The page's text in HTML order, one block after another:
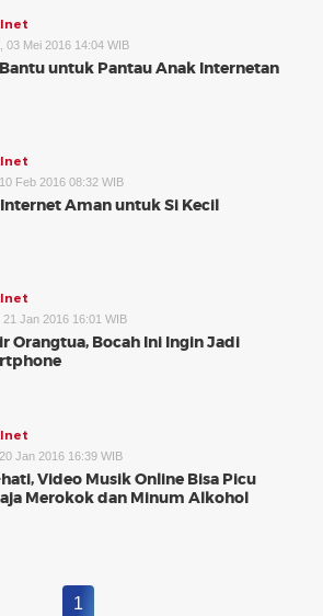
03 Mei 2016 14:04 WIB
untuk Pantau Anak Internetan
Feb 2016 08:32 WIB
Aman untuk Si Kecil
21 Jan 2016 16:01 WIB
Orangtua, Bocah Ini Ingin Jadi
Jan 2016 16:39 WIB
Video Musik Online Bisa Picu
Merokok dan Minum Alkohol
1